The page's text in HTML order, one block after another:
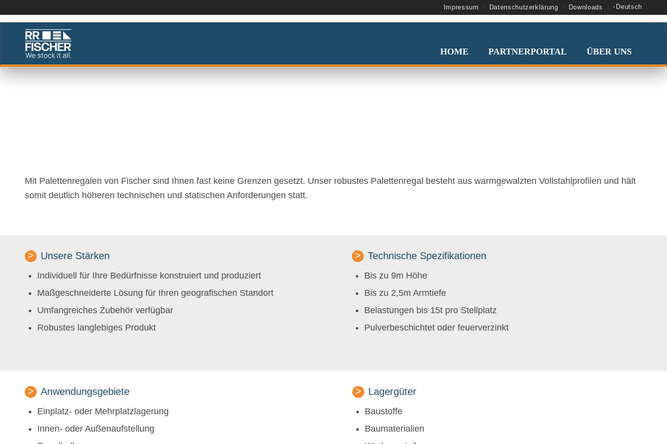
Impressum Datenschutzerklärung Downloads Deutsch
HOME PARTNERPORTAL ÜBER UNS
Mit Palettenregalen von Fischer sind Ihnen fast keine Grenzen gesetzt. Unser robustes Palettenregal besteht aus warmgewalzten Vollstahlprofilen und hält
somit deutlich höheren technischen und statischen Anforderungen statt.
Unsere Stärken
Individuell für Ihre Bedürfnisse konstruiert und produziert
Maßgeschneiderte Lösung für Ihren geografischen Standort
Umfangreiches Zubehör verfügbar
Robustes langlebiges Produkt
Technische Spezifikationen
Bis zu 9m Höhe
Bis zu 2,5m Armtiefe
Belastungen bis 15t pro Stellplatz
Pulverbeschichtet oder feuerverzinkt
Anwendungsgebiete
Einplatz- oder Mehrplatzlagerung
Innen- oder Außenaufstellung
Lagergüter
Baustoffe
Baumaterialien